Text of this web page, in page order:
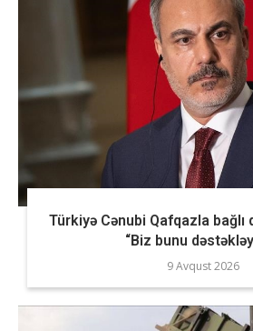
Türkiyə Cənubi Qafqazla bağlı
“Biz bunu
9 Avqust 2026